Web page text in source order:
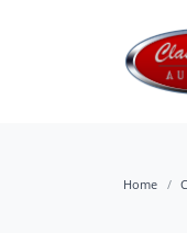
Home